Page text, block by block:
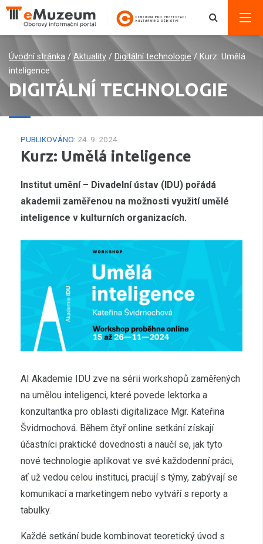
Úvodní stránka / Aktuality / Digitální technologie/ Kurz: Umělá
inteligence
DIGITÁLNÍ TECHNOLOGIE
PUBLIKOVÁNO: 24. 9. 2024
Kurz: Umělá inteligence
Institut umění – Divadelní ústav (IDU) pořádá
akademii zaměřenou na možnosti využití umělé
inteligence v kulturních organizacích.
AI Akademie IDU zve na sérii workshopů zaměřených
na umělou inteligenci, které povede lektorka a
konzultantka pro oblasti digitalizace Mgr. Kateřina
Švidrnochová. Během čtyř online setkání získají
účastníci praktické dovednosti a naučí se, jak tyto
nové technologie aplikovat ve své každodenní práci,
ať už vedou celou instituci, pracují s týmy, zabývají se
komunikací a marketingem nebo vytváří s reporty a
tabulky.
Každé setkání bude kombinovat teoretický úvod s